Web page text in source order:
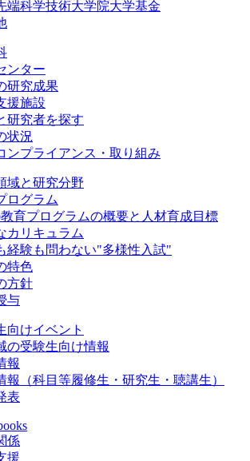
端科学技術大学院大学基金
ンター
研究成果
援施設
研究者を探す
状況
ンプライアンス・取り組み
域と研究分野
ログラム
育プログラムの概要と人材育成目標
カリキュラム
経験も問わない"多様性入試"
特色
方針
与
向けイベント
の受験生向け情報
報
報（科目等履修生・研究生・聴講生）
表
係
援